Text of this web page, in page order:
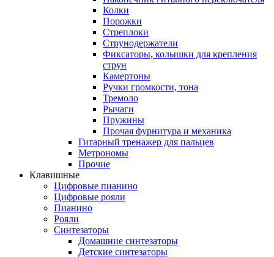
Колки
Порожки
Стреплоки
Струнодержатели
Фиксаторы, колышки для крепления
струн
Камертоны
Ручки громкости, тона
Тремоло
Рычаги
Пружины
Прочая фурнитура и механика
Гитарный тренажер для пальцев
Метрономы
Прочие
Клавишные
Цифровые пианино
Цифровые рояли
Пианино
Рояли
Синтезаторы
Домашние синтезаторы
Детские синтезаторы